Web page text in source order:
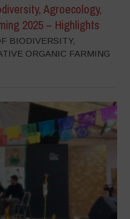
Agroecology,
2025 – Highlights
BIODIVERSITY,
ORGANIC FARMING